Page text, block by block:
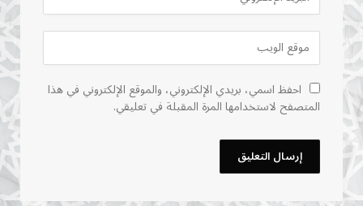
احفظ اسمي، بريدي الإلكتروني، والموقع الإلكتروني في هذا
المتصفح لاستخدامها المرة المقبلة في تعليقي.